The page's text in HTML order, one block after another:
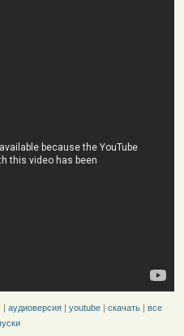
| аудиоверсия | youtube | скачать | все